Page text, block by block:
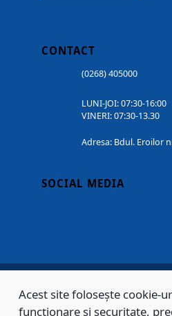
CONTACT
(0268) 405000
LUNI-JOI: 07:30-16:00
VINERI: 07:30-13.30
Adresa: Bdul. Eroilor
SOCIAL MEDIA
Copyright © 2002 - 2026 - PRIMĂRIA
Acest site folosește cookie-
funcționare și securitate,